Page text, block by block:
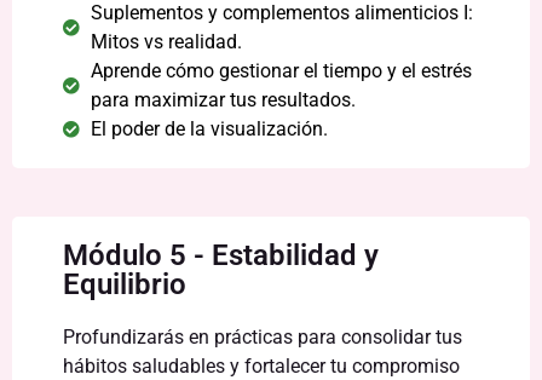
Suplementos y complementos alimenticios I:
Mitos vs realidad.
Aprende cómo gestionar el tiempo y el estrés
para maximizar tus resultados.
El poder de la visualización.
Módulo 5 - Estabilidad y
Equilibrio
Profundizarás en prácticas para consolidar tus
hábitos saludables y fortalecer tu compromiso